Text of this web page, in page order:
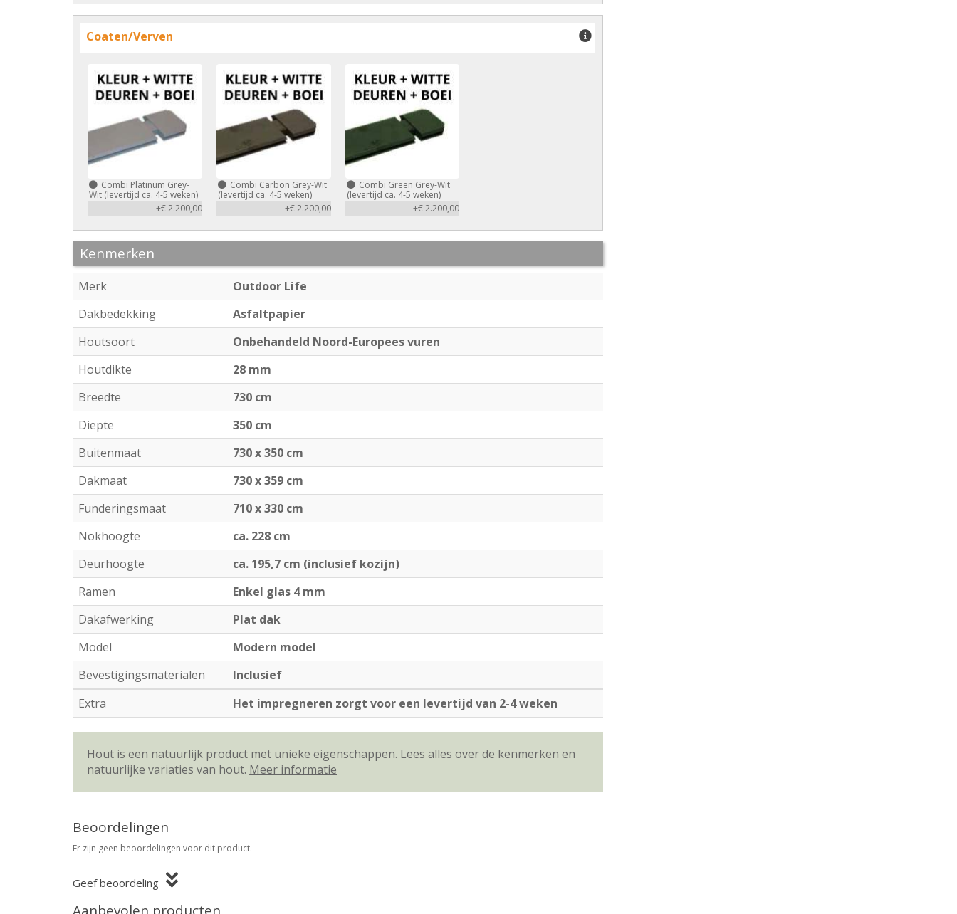
Coaten/Verven
Combi Platinum Grey-
Wit (levertijd ca. 4-5 weken)
+€ 2.200,00
Combi Carbon Grey-Wit
(levertijd ca. 4-5 weken)
+€ 2.200,00
Combi Green Grey-Wit
(levertijd ca. 4-5 weken)
+€ 2.200,00
Kenmerken
Merk
Outdoor Life
Dakbedekking
Asfaltpapier
Houtsoort
Onbehandeld Noord-Europees vuren
Houtdikte
28 mm
Breedte
730 cm
Diepte
350 cm
Buitenmaat
730 x 350 cm
Dakmaat
730 x 359 cm
Funderingsmaat
710 x 330 cm
Nokhoogte
ca. 228 cm
Deurhoogte
ca. 195,7 cm (inclusief kozijn)
Ramen
Enkel glas 4 mm
Dakafwerking
Plat dak
Model
Modern model
Bevestigingsmaterialen
Inclusief
Extra
Het impregneren zorgt voor een levertijd van 2-4 weken
Hout is een natuurlijk product met unieke eigenschappen. Lees alles over de kenmerken en
natuurlijke variaties van hout. Meer informatie
Beoordelingen
Er zijn geen beoordelingen voor dit product.
Geef beoordeling
Aanbevolen producten